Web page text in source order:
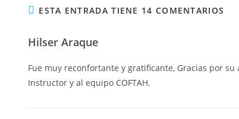
ESTA ENTRADA TIENE 14 COMENTARIOS
Hilser Araque
Fue muy reconfortante y gratificante, Gracias por
Instructor y al equipo COFTAH.